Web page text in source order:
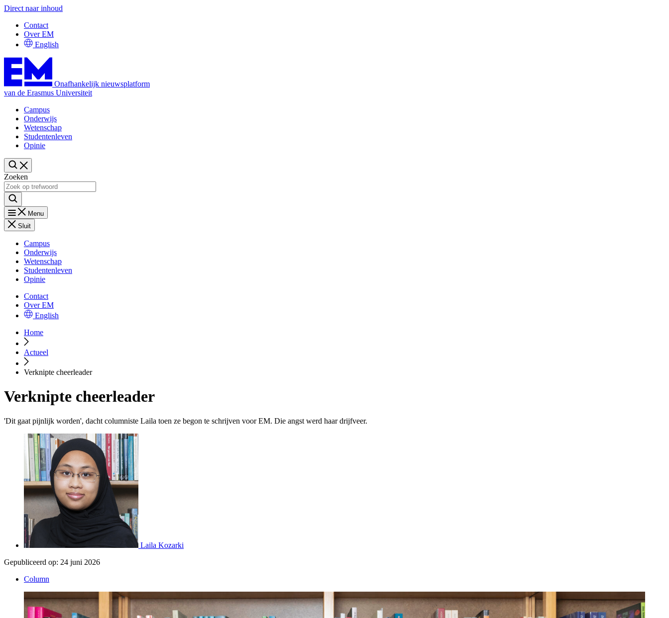
Direct naar inhoud
Contact
Over EM
English
Onafhankelijk nieuwsplatform
van de Erasmus Universiteit
Campus
Onderwijs
Wetenschap
Studentenleven
Opinie
Zoeken
Menu
Sluit
Campus
Onderwijs
Wetenschap
Studentenleven
Opinie
Contact
Over EM
English
Home
Actueel
Verknipte cheerleader
Verknipte cheerleader
'Dit gaat pijnlijk worden', dacht columniste Laila toen ze begon te schrijven voor EM. Die angst werd haar drijfveer.
Laila Kozarki
Gepubliceerd op: 24 juni 2026
Column